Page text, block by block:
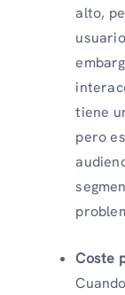
alto,
tiene
pero
Coste